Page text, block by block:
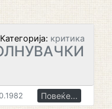
Категорија: критика
Повеќе...